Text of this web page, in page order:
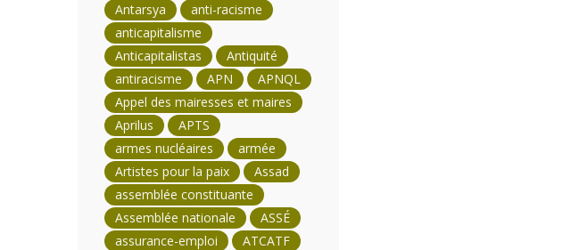
Antarsya
anti-racisme
anticapitalisme
Anticapitalistas
Antiquité
antiracisme
APN
APNQL
Appel des mairesses et maires
Aprilus
APTS
armes nucléaires
armée
Artistes pour la paix
Assad
assemblée constituante
Assemblée nationale
ASSÉ
assurance-emploi
ATCATF